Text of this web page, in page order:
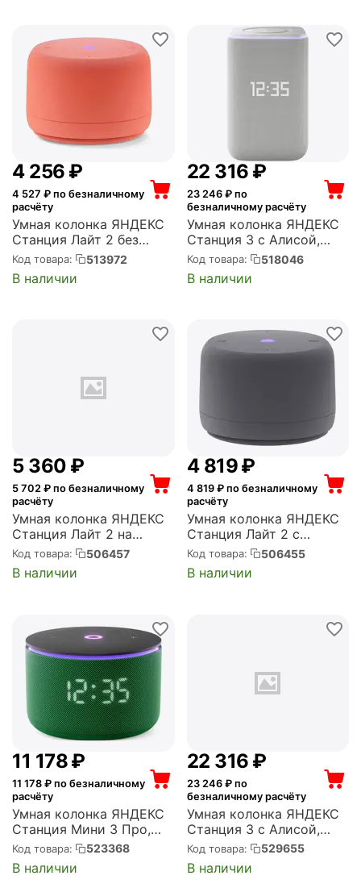
4 256 ₽
4 527 ₽ по безналичному
расчёту
Умная колонка ЯНДЕКС
Станция Лайт 2 без
часов, 6Вт, с Алисой,
кораловый (YNDX-
00028ORG)
Код товара: 513972
В наличии
22 316 ₽
23 246₽ по
безналичному расчёту
Умная колонка ЯНДЕКС
Станция 3 с Алисой,
Zigbee, 50 Вт, серая
(YNDX-00060GRY)
Код товара: 518046
В наличии
5 360 ₽
5 702 ₽ по безналичному
расчёту
Умная колонка ЯНДЕКС
Станция Лайт 2 на
YaGPT, серый (YNDX-
00026GRY)
Код товара: 506457
В наличии
4 819₽
4 819₽ по безналичному
расчёту
Умная колонка ЯНДЕКС
Станция Лайт 2 с
Алисой, без часов, 6 Вт,
серый (YNDX-00028GRY)
Код товара: 506455
В наличии
11 178₽
11 178 ₽ по безналичному
расчёту
Умная колонка ЯНДЕКС
Станция Мини 3 Про,
Zigbee, зеленый (YNDX-
00059GRN)
Код товара: 523368
В наличии
22 316 ₽
23 246₽ по
безналичному расчёту
Умная колонка ЯНДЕКС
Станция 3 с Алисой,
Zigbee, 50 Вт,
фиолетовая (YNDX-
00060PPL)
Код товара: 529655
В наличии